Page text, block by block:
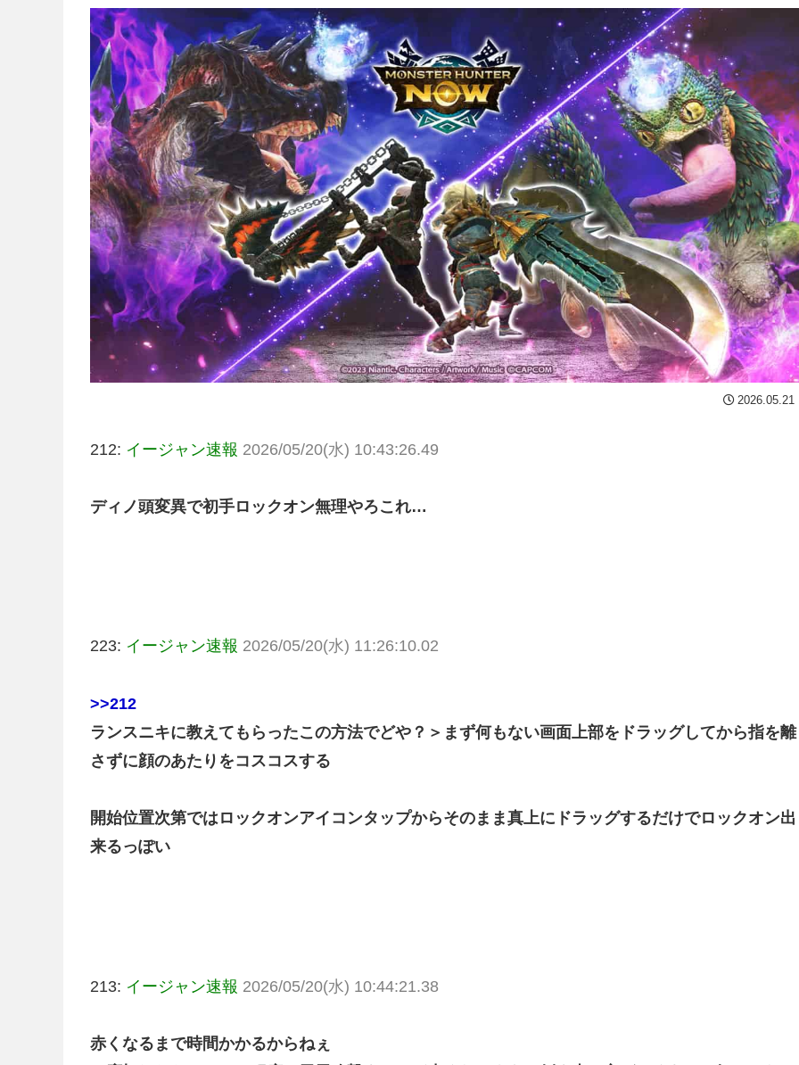
2026.05.21
212: イージャン速報 2026/05/20(水) 10:43:26.49
ディノ頭変異で初手ロックオン無理やろこれ…
223: イージャン速報 2026/05/20(水) 11:26:10.02
>>212
ランスニキに教えてもらったこの方法でどや？＞まず何もない画面上部をドラッグしてから指を離
さずに顔のあたりをコスコスする
開始位置次第ではロックオンアイコンタップからそのまま真上にドラッグするだけでロックオン出
来るっぽい
213: イージャン速報 2026/05/20(水) 10:44:21.38
赤くなるまで時間かかるからねぇ